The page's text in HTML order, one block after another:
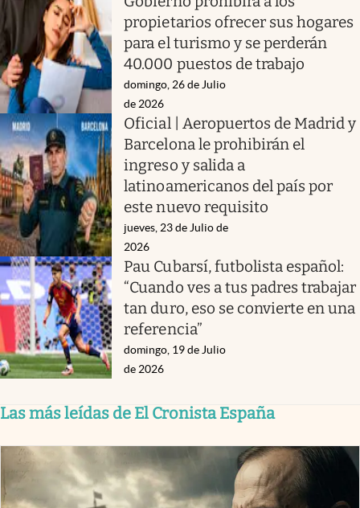
propietarios ofrecer sus hogares
para el turismo y se perderán
40.000 puestos de trabajo
domingo, 26 de Julio
de 2026
Oficial | Aeropuertos de Madrid y
Barcelona le prohibirán el
ingreso y salida a
latinoamericanos del país por
este nuevo requisito
jueves, 23 de Julio de
2026
Pau Cubarsí, futbolista español:
“Cuando ves a tus padres trabajar
tan duro, eso se convierte en una
referencia”
domingo, 19 de Julio
de 2026
Las más leídas de El Cronista España